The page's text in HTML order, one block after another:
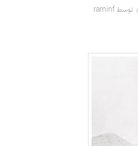
توسط raminf